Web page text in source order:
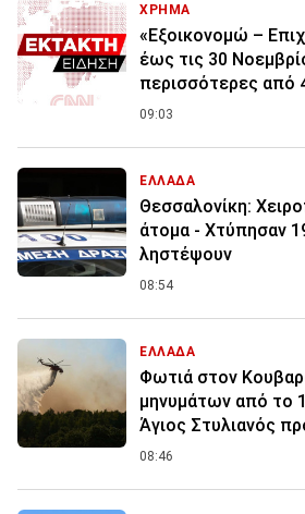
ΧΡΗΜΑ
«Εξοικονομώ –
έως τις 30
περισσότερες από
09:03
ΕΛΛΑΔΑ
Θεσσαλονίκη:
άτομα - Χτύπησαν
ληστέψουν
08:54
ΕΛΛΑΔΑ
Φωτιά στον
μηνυμάτων από το
Άγιος Στυλιανός
08:46